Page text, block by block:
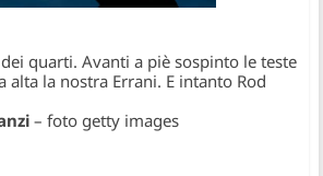
quarti. Avanti a piè sospinto le teste
alta la nostra Errani. E intanto Rod
– foto getty images